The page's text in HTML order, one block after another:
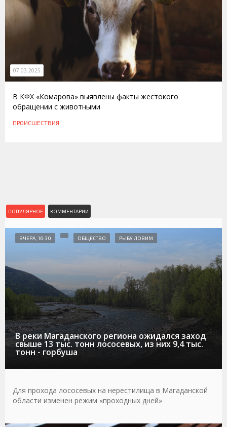
07.03.2025
В КФХ «Комарова» выявлены факты жестокого
обращении с животными
ПРОИСШЕСТВИЯ
ПОПУЛЯРНОЕ КОММЕНТАРИИ
В реки Магаданского региона ожидался заход
свыше 13 тыс. тонн лососевых, из них 9,4 тыс.
тонн - горбуша
ВЧЕРА, 16:30 ОБЩЕСТВО РЫБУ ЛОВИМ
Для прохода лососевых на нерестилища в Магаданской
области изменен режим «проходных дней»